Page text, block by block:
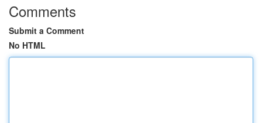
Comments
Submit a Comment
No HTML